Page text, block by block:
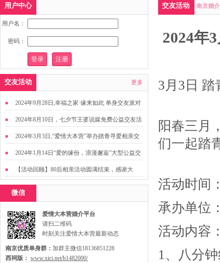
交友活动 南京婚介
2024年
3月3日 踏
阳春三月
们一起踏
活动时间
承办单位
活动内容
1、八分
用户中心
用户名：
密码：
交友活动 更多
2024年9月28日,幸福之家·缘来如此 单身交友派对
2024年8月10日，七夕节王婆说媒免费公益交友活
动
2024年3月3日,“爱情大本营”举办踏青寻爱相亲交
友活动
2024年1月14日“爱的缘份，浪漫邂逅”大型公益交
友活动
【活动回顾】80后相亲活动圆满结束，感谢大
家，走出来才有机会扩大缘分哦~
微信
爱情大本营婚介平台
请扫二维码
时刻关注爱情大本营最新动态
南京优质单身群： 加群主微信18136851228
西祠版： www.xici.net/b1482000/